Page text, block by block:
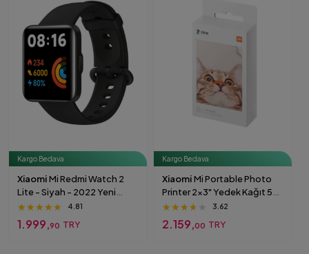
Kargo Bedava
XiaomiMi Redmi Watch 2
Lite - Siyah - 2022 Yeni
Model ( Türkiye Garantili)
Siyah
★★★★★
★★★★★
★★★★★ 4.81
1.999,90 TRY
Kargo Bedava
XiaomiMi Portable Photo
Printer 2x3" Yedek Kağıt 50
Adet Orijinal Xiaomi ZINK
Yapışkanlı Fotoğraf Kağıdı
BEYAZ-50li
★★★★★
★★★★★
★★★★★ 3.62
2.159,00 TRY